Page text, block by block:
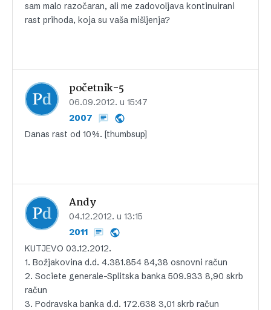
sam malo razočaran, ali me zadovoljava kontinuirani
rast prihoda, koja su vaša mišljenja?
početnik-5
06.09.2012. u 15:47
2007
Danas rast od 10%. [thumbsup]
Andy
04.12.2012. u 13:15
2011
KUTJEVO 03.12.2012.
1. Božjakovina d.d. 4.381.854 84,38 osnovni račun
2. Societe generale-Splitska banka 509.933 8,90 skrb
račun
3. Podravska banka d.d. 172.638 3,01 skrb račun